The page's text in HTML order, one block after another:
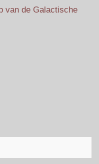
van de Galactische